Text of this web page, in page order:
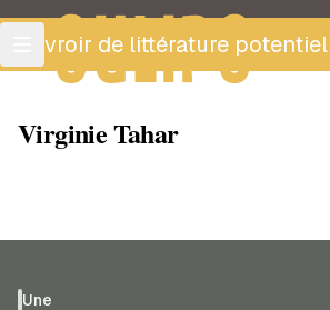
OULIPO
ouvroir de littérature
Virginie Tahar
Une